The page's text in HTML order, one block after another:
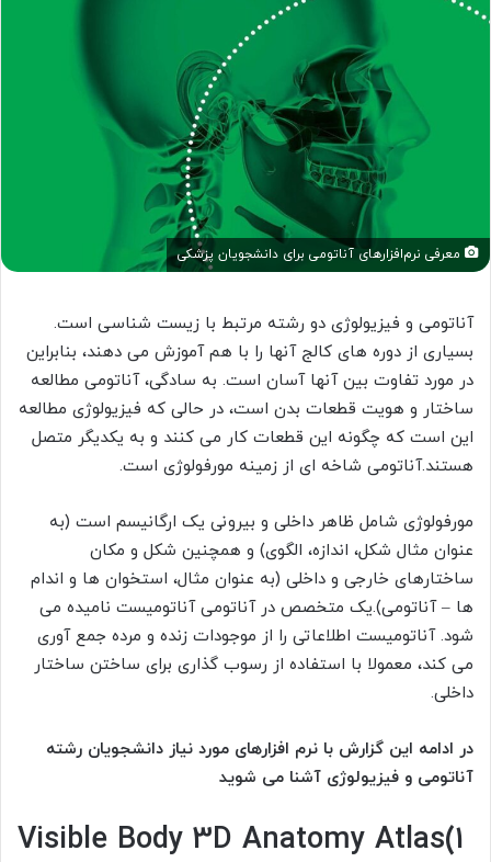
معرفی نرم‌افزارهای آناتومی برای دانشجویان پزشکی
آناتومی و فیزیولوژی دو رشته مرتبط با زیست شناسی است.
بسیاری از دوره های کالج آنها را با هم آموزش می دهند، بنابراین
در مورد تفاوت بین آنها آسان است. به سادگی، آناتومی مطالعه
ساختار و هویت قطعات بدن است، در حالی که فیزیولوژی مطالعه
این است که چگونه این قطعات کار می کنند و به یکدیگر متصل
هستند.آناتومی شاخه ای از زمینه مورفولوژی است.
مورفولوژی شامل ظاهر داخلی و بیرونی یک ارگانیسم است (به
عنوان مثال شکل، اندازه، الگوی) و همچنین شکل و مکان
ساختارهای خارجی و داخلی (به عنوان مثال، استخوان ها و اندام
ها – آناتومی).یک متخصص در آناتومی آناتومیست نامیده می
شود. آناتومیست اطلاعاتی را از موجودات زنده و مرده جمع آوری
می کند، معمولا با استفاده از رسوب گذاری برای ساختن ساختار
داخلی.
در ادامه این گزارش با نرم افزارهای مورد نیاز دانشجویان رشته
آناتومی و فیزیولوژی آشنا می شوید
Visible Body 3D Anatomy Atlas(1